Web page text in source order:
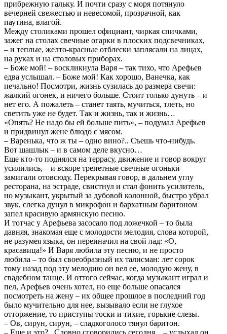
прибрежную гальку. И почти сразу с моря потянуло
вечерней свежестью и невесомой, прозрачной, как
паутина, влагой.
Между столиками прошел официант, чиркая спичками,
зажег на столах свечные огарки в плоских подсвечниках,
– и теплые, желто-красные отблески заплясали на лицах,
на руках и на столовых приборах.
– Боже мой! – воскликнула Варя – так тихо, что Арефьев
едва услышал. – Боже мой! Как хорошо, Ванечка, как
печально! Посмотри, жизнь сузилась до размера свечи:
жалкий огонек, и ничего больше. Стоит только дунуть – и
нет его. А пожалеть – станет таять, мучиться, тлеть, но
светить уже не будет. Так и жизнь, так и жизнь…
«Опять? Не надо бы ей больше пить», – подумал Арефьев
и придвинул жене блюдо с мясом.
– Варенька, что ж ты – одно вино?.. Съешь что-нибудь.
Вот шашлык – и в самом деле вкусно…
Еще кто-то поднялся на террасу, движение и говор вокруг
усилились, – и вскоре трепетные свечные огоньки
замигали отовсюду. Перекрывая говор, в дальнем углу
ресторана, на эстраде, свистнул и стал фонить усилитель,
но музыкант, укрытый за дубовой колонной, быстро убрал
звук, слегка дунул в микрофон и бархатным баритоном
запел красивую армянскую песню.
И тотчас у Арефьева засосало под ложечкой – то была
давняя, знакомая еще с молодости мелодия, слова которой,
не разумея языка, он переиначил на свой лад: «О,
красавица!» И Варя любила эту песню, и не просто
любила – то был своеобразный их талисман: лет сорок
тому назад под эту мелодию он вел ее, молодую жену, в
свадебном танце. И оттого сейчас, когда музыкант играл и
пел, Арефьев очень хотел, но еще больше опасался
посмотреть на жену – их общее прошлое в последний год
было мучительно для нее, вызывало если не глухое
отторжение, то приступы тоски и тихие, горькие слезы.
– Ов, сирун, сирун, – сладкоголосо тянул баритон.
– Еще и это?.. Словно сговорились сегодня... – услыхал он